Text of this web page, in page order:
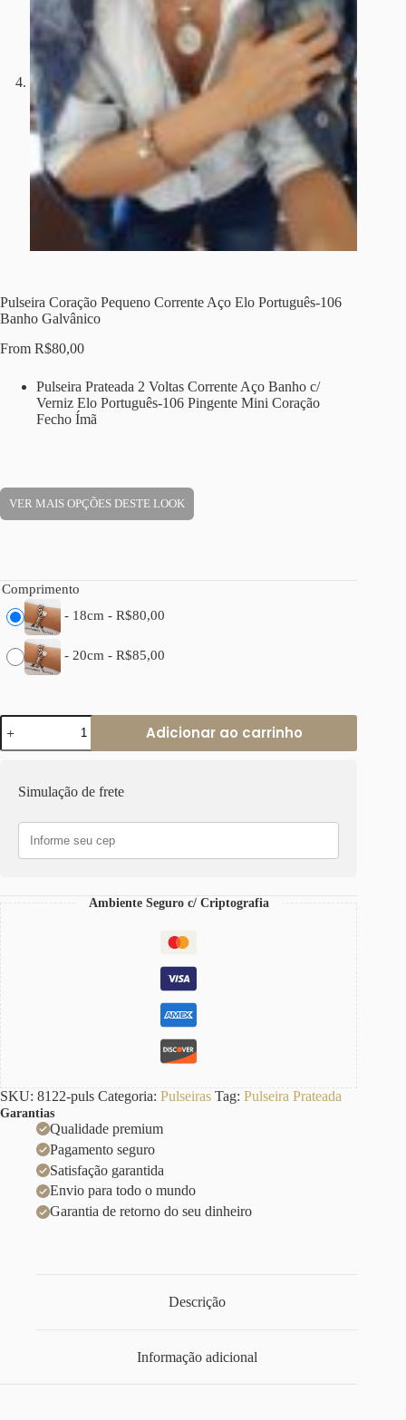
Pulseira Coração Pequeno Corrente Aço Elo Português-106
Banho Galvânico
From R$80,00
Pulseira Prateada 2 Voltas Corrente Aço Banho c/
Verniz Elo Português-106 Pingente Mini Coração
Fecho Ímã
VER MAIS OPÇÕES DESTE LOOK
Comprimento
- 18cm - R$80,00
- 20cm - R$85,00
Pulseira
Coração
Pequeno
106
Banho
Galvânico
Adicionar ao carrinho
Simulação de frete
Ambiente Seguro c/ Criptografia
SKU: 8122-puls Categoria: Pulseiras Tag: Pulseira Prateada
Garantias
Qualidade premium
Pagamento seguro
Satisfação garantida
Envio para todo o mundo
Garantia de retorno do seu dinheiro
Descrição
Informação adicional